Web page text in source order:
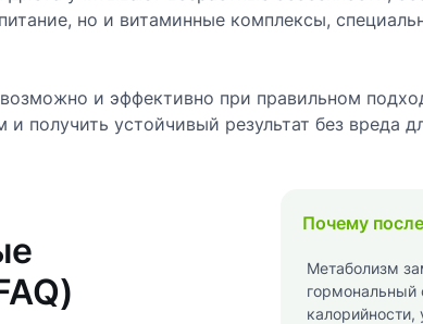
но и витаминные комплексы,
и эффективно при правильном
получить устойчивый результат без вреда
Почему
Метаболизм
гормональный
калорийности,